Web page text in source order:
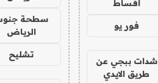
اقساط
فور يو
شدات ببجي عن
طريق الايدي
سطحة
الرياض
تشليح